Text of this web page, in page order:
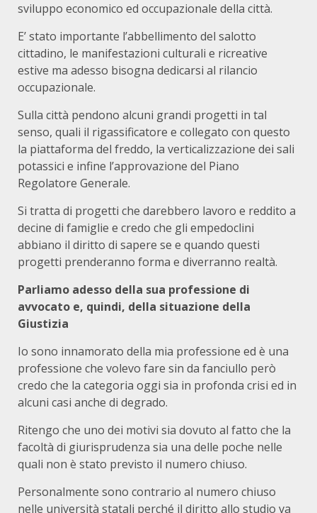
sviluppo economico ed occupazionale della città.
E’ stato importante l’abbellimento del salotto
cittadino, le manifestazioni culturali e ricreative
estive ma adesso bisogna dedicarsi al rilancio
occupazionale.
Sulla città pendono alcuni grandi progetti in tal
senso, quali il rigassificatore e collegato con questo
la piattaforma del freddo, la verticalizzazione dei sali
potassici e infine l’approvazione del Piano
Regolatore Generale.
Si tratta di progetti che darebbero lavoro e reddito a
decine di famiglie e credo che gli empedoclini
abbiano il diritto di sapere se e quando questi
progetti prenderanno forma e diverranno realtà.
Parliamo adesso della sua professione di
avvocato e, quindi, della situazione della
Giustizia
Io sono innamorato della mia professione ed è una
professione che volevo fare sin da fanciullo però
credo che la categoria oggi sia in profonda crisi ed in
alcuni casi anche di degrado.
Ritengo che uno dei motivi sia dovuto al fatto che la
facoltà di giurisprudenza sia una delle poche nelle
quali non è stato previsto il numero chiuso.
Personalmente sono contrario al numero chiuso
nelle università statali perché il diritto allo studio va